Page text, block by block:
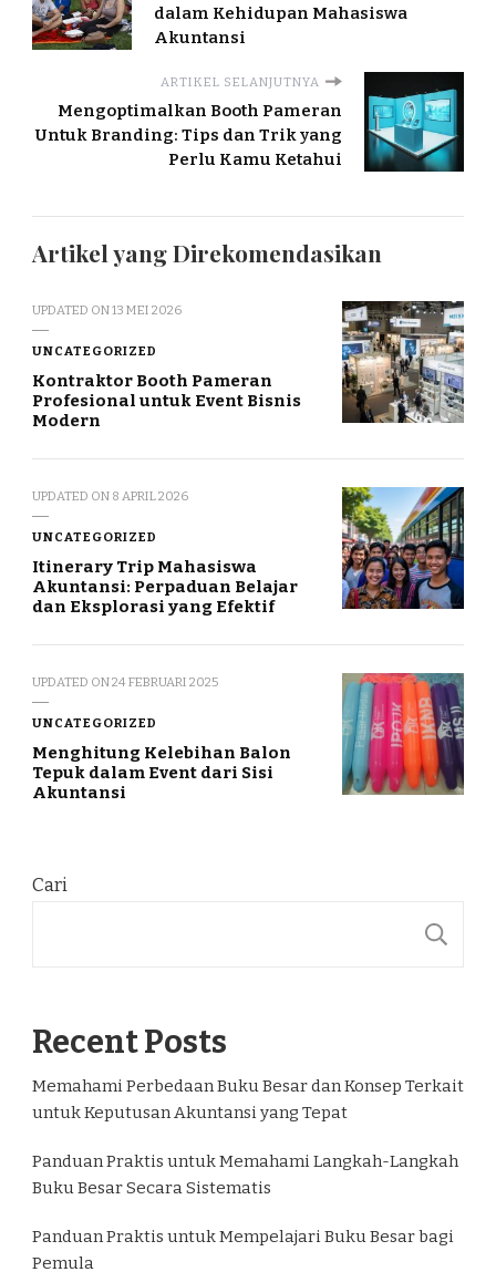
dalam Kehidupan Mahasiswa
Akuntansi
ARTIKEL SELANJUTNYA
Mengoptimalkan Booth Pameran
Untuk Branding: Tips dan Trik yang
Perlu Kamu Ketahui
Artikel yang Direkomendasikan
UPDATED ON13 MEI 2026
UNCATEGORIZED
Kontraktor Booth Pameran
Profesional untuk Event Bisnis
Modern
UPDATED ON 8 APRIL 2026
UNCATEGORIZED
Itinerary Trip Mahasiswa
Akuntansi: Perpaduan Belajar
dan Eksplorasi yang Efektif
UPDATED ON24 FEBRUARI 2025
UNCATEGORIZED
Menghitung Kelebihan Balon
Tepuk dalam Event dari Sisi
Akuntansi
Cari
Recent Posts
Memahami Perbedaan Buku Besar dan Konsep Terkait
untuk Keputusan Akuntansi yang Tepat
Panduan Praktis untuk Memahami Langkah-Langkah
Buku Besar Secara Sistematis
Panduan Praktis untuk Mempelajari Buku Besar bagi
Pemula